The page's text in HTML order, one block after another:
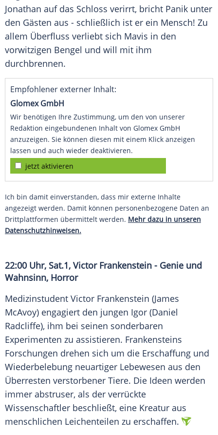
Jonathan auf das Schloss verirrt, bricht Panik unter
den Gästen aus - schließlich ist er ein Mensch! Zu
allem Überfluss verliebt sich Mavis in den
vorwitzigen Bengel und will mit ihm
durchbrennen.
Empfohlener externer Inhalt:
Glomex GmbH
Wir benötigen Ihre Zustimmung, um den von unserer
Redaktion eingebundenen Inhalt von Glomex GmbH
anzuzeigen. Sie können diesen mit einem Klick anzeigen
lassen und auch wieder deaktivieren.
jetzt aktivieren
Ich bin damit einverstanden, dass mir externe Inhalte
angezeigt werden. Damit können personenbezogene Daten an
Drittplattformen übermittelt werden. Mehr dazu in unseren
Datenschutzhinweisen.
22:00 Uhr, Sat.1, Victor Frankenstein - Genie und
Wahnsinn, Horror
Medizinstudent Victor Frankenstein (James
McAvoy) engagiert den jungen Igor (Daniel
Radcliffe), ihm bei seinen sonderbaren
Experimenten zu assistieren. Frankensteins
Forschungen drehen sich um die Erschaffung und
Wiederbelebung neuartiger Lebewesen aus den
Überresten verstorbener Tiere. Die Ideen werden
immer abstruser, als der verrückte
Wissenschaftler beschließt, eine Kreatur aus
menschlichen Leichenteilen zu erschaffen.